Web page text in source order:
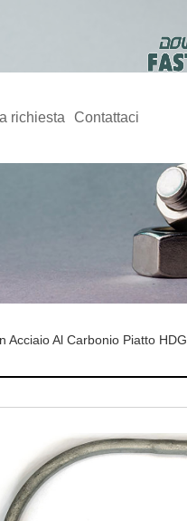
richiesta Contattaci
Acciaio Al Carbonio Piatto HDG